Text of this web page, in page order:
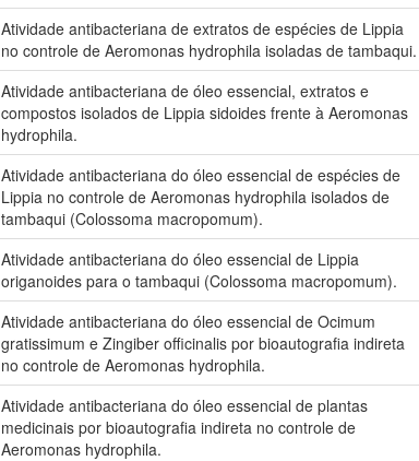
Atividade antibacteriana de extratos de espécies de Lippia
no controle de Aeromonas hydrophila isoladas de tambaqui.
Atividade antibacteriana de óleo essencial, extratos e
compostos isolados de Lippia sidoides frente à Aeromonas
hydrophila.
Atividade antibacteriana do óleo essencial de espécies de
Lippia no controle de Aeromonas hydrophila isolados de
tambaqui (Colossoma macropomum).
Atividade antibacteriana do óleo essencial de Lippia
origanoides para o tambaqui (Colossoma macropomum).
Atividade antibacteriana do óleo essencial de Ocimum
gratissimum e Zingiber officinalis por bioautografia indireta
no controle de Aeromonas hydrophila.
Atividade antibacteriana do óleo essencial de plantas
medicinais por bioautografia indireta no controle de
Aeromonas hydrophila.